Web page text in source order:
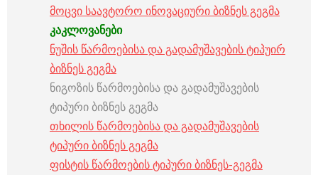
მოცვი საავტორო ინოვაციური ბიზნეს გეგმა
კაკლოვანები
ნუშის წარმოებისა და გადამუშავების ტიპუირ
ბიზნეს გეგმა
ნიგოზის წარმოებისა და გადამუშავების
ტიპური ბიზნეს გეგმა
თხილის წარმოებისა და გადამუშავების
ტიპური ბიზნეს გეგმა
ფისტის წარმოების ტიპური ბიზნეს-გეგმა